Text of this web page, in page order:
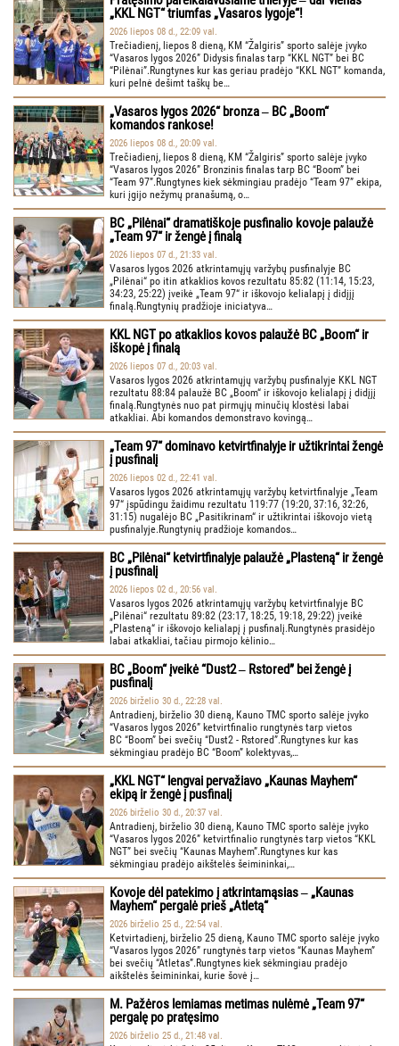
„KKL NGT“ triumfas „Vasaros lygoje“!
2026 liepos 08 d., 22:09 val.
Trečiadienį, liepos 8 dieną, KM “Žalgiris” sporto salėje įvyko
“Vasaros lygos 2026” Didysis finalas tarp “KKL NGT” bei BC
“Pilėnai”.Rungtynes kur kas geriau pradėjo “KKL NGT” komanda,
kuri pelnė dešimt taškų be…
„Vasaros lygos 2026“ bronza ‒ BC „Boom“
komandos rankose!
2026 liepos 08 d., 20:09 val.
Trečiadienį, liepos 8 dieną, KM “Žalgiris” sporto salėje įvyko
“Vasaros lygos 2026” Bronzinis finalas tarp BC “Boom” bei
“Team 97”.Rungtynes kiek sėkmingiau pradėjo “Team 97” ekipa,
kuri įgijo nežymų pranašumą, o…
BC „Pilėnai“ dramatiškoje pusfinalio kovoje palaužė
„Team 97“ ir žengė į finalą
2026 liepos 07 d., 21:33 val.
Vasaros lygos 2026 atkrintamųjų varžybų pusfinalyje BC
„Pilėnai“ po itin atkaklios kovos rezultatu 85:82 (11:14, 15:23,
34:23, 25:22) įveikė „Team 97“ ir iškovojo kelialapį į didįjį
finalą.Rungtynių pradžioje iniciatyva…
KKL NGT po atkaklios kovos palaužė BC „Boom“ ir
iškopė į finalą
2026 liepos 07 d., 20:03 val.
Vasaros lygos 2026 atkrintamųjų varžybų pusfinalyje KKL NGT
rezultatu 88:84 palaužė BC „Boom“ ir iškovojo kelialapį į didįjį
finalą.Rungtynės nuo pat pirmųjų minučių klostėsi labai
atkakliai. Abi komandos demonstravo kovingą…
„Team 97“ dominavo ketvirtfinalyje ir užtikrintai žengė
į pusfinalį
2026 liepos 02 d., 22:41 val.
Vasaros lygos 2026 atkrintamųjų varžybų ketvirtfinalyje „Team
97“ įspūdingu žaidimu rezultatu 119:77 (19:20, 37:16, 32:26,
31:15) nugalėjo BC „Pasitikrinam“ ir užtikrintai iškovojo vietą
pusfinalyje.Rungtynių pradžioje komandos…
BC „Pilėnai“ ketvirtfinalyje palaužė „Plasteną“ ir žengė
į pusfinalį
2026 liepos 02 d., 20:56 val.
Vasaros lygos 2026 atkrintamųjų varžybų ketvirtfinalyje BC
„Pilėnai“ rezultatu 89:82 (23:17, 18:25, 19:18, 29:22) įveikė
„Plasteną“ ir iškovojo kelialapį į pusfinalį.Rungtynės prasidėjo
labai atkakliai, tačiau pirmojo kėlinio…
BC „Boom“ įveikė “Dust2 ‒ Rstored” bei žengė į
pusfinalį
2026 birželio 30 d., 22:28 val.
Antradienį, birželio 30 dieną, Kauno TMC sporto salėje įvyko
“Vasaros lygos 2026” ketvirtfinalio rungtynės tarp vietos
BC “Boom” bei svečių “Dust2 - Rstored”.Rungtynes kur kas
sėkmingiau pradėjo BC “Boom” kolektyvas,…
„KKL NGT“ lengvai pervažiavo „Kaunas Mayhem“
ekipą ir žengė į pusfinalį
2026 birželio 30 d., 20:37 val.
Antradienį, birželio 30 dieną, Kauno TMC sporto salėje įvyko
“Vasaros lygos 2026” ketvirtfinalio rungtynės tarp vietos “KKL
NGT” bei svečių “Kaunas Mayhem”.Rungtynes kur kas
sėkmingiau pradėjo aikštelės šeimininkai,…
Kovoje dėl patekimo į atkrintamąsias ‒ „Kaunas
Mayhem“ pergalė prieš „Atletą“
2026 birželio 25 d., 22:54 val.
Ketvirtadienį, birželio 25 dieną, Kauno TMC sporto salėje įvyko
“Vasaros lygos 2026” rungtynės tarp vietos “Kaunas Mayhem”
bei svečių “Atletas”.Rungtynes kiek sėkmingiau pradėjo
aikštelės šeimininkai, kurie šovė į…
M. Pažėros lemiamas metimas nulėmė „Team 97“
pergalę po pratęsimo
2026 birželio 25 d., 21:48 val.